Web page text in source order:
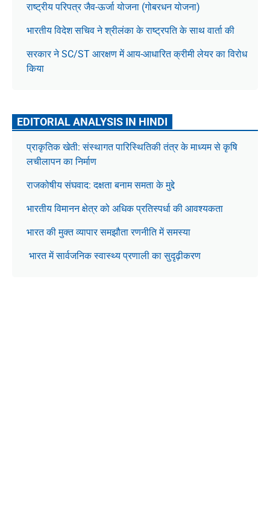
राष्ट्रीय परिपत्र जैव-ऊर्जा योजना (गोबरधन योजना)
भारतीय विदेश सचिव ने श्रीलंका के राष्ट्रपति के साथ वार्ता की
सरकार ने SC/ST आरक्षण में आय-आधारित क्रीमी लेयर का विरोध
किया
EDITORIAL ANALYSIS IN HINDI
प्राकृतिक खेती: संस्थागत पारिस्थितिकी तंत्र के माध्यम से कृषि
लचीलापन का निर्माण
राजकोषीय संघवाद: दक्षता बनाम समता के मुद्दे
भारतीय विमानन क्षेत्र को अधिक प्रतिस्पर्धा की आवश्यकता
भारत की मुक्त व्यापार समझौता रणनीति में समस्या
भारत में सार्वजनिक स्वास्थ्य प्रणाली का सुदृढ़ीकरण